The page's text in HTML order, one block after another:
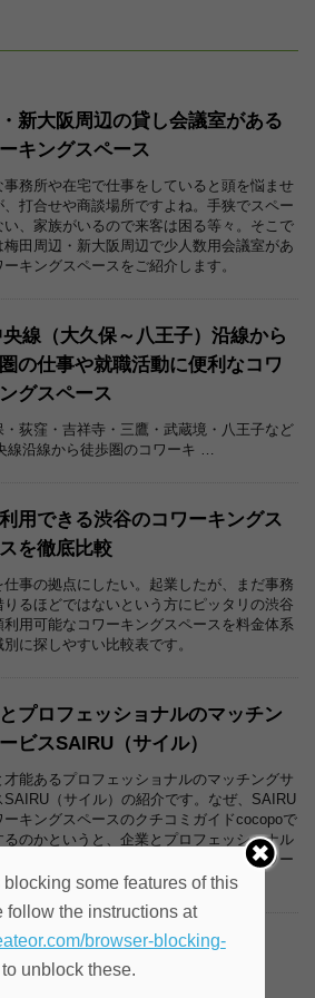
新大阪周辺の貸し会議室がある
キングスペース
事務所や在宅で仕事をしていると頭を悩ませ
、打合せや商談場所ですよね。手狭でスペー
い、家族がいるので来客は困る等々。そこで
梅田周辺・新大阪周辺で少人数用会議室があ
ーキングスペースをご紹介します。
線（大久保～八王子）沿線から
の仕事や就職活動に便利なコワ
グスペース
・荻窪・吉祥寺・三鷹・武蔵境・八王子など
線沿線から徒歩圏のコワーキ …
用できる渋谷のコワーキングス
を徹底比較
仕事の拠点にしたい。起業したが、まだ事務
りるほどではないという方にピッタリの渋谷
利用可能なコワーキングスペースを料金体系
に探しやすい比較表です。
プロフェッショナルのマッチン
ビスSAIRU（サイル）
才能あるプロフェッショナルのマッチングサ
SAIRU（サイル）の紹介です。なぜ、SAIRU
ーキングスペースのクチコミガイドcocopoで
るのかというと、企業とプロフェッショナル
チングさせる仕組みと誕生の経緯に、コワー
ペースが深く関わっているからです。
ーアルのお知らせ
some features of this
follow the instructions at
browser-blocking-
unblock these.